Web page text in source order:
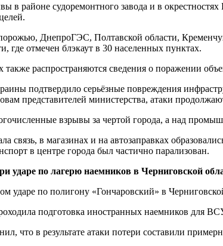
в районе судоремонтного завода и в
ДнепроГЭС, Полтавской области,
где отмечен блэкаут в 30 населенных пунктах.
распространяются сведения о поражении
подтвердило серьёзные повреждения
представителей министерства, атаки
взрывы за чертой города, а над
связь, в магазинах и на автозаправках
в центре города был частично парализован.
ударе по лагерю наемников в Черниговской
по полигону «Гончаровский» в
подготовка иностранных наемников для
что в результате атаки потери составили